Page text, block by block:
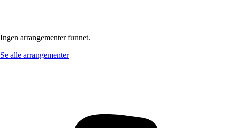
Ingen arrangementer funnet.
Se alle arrangementer